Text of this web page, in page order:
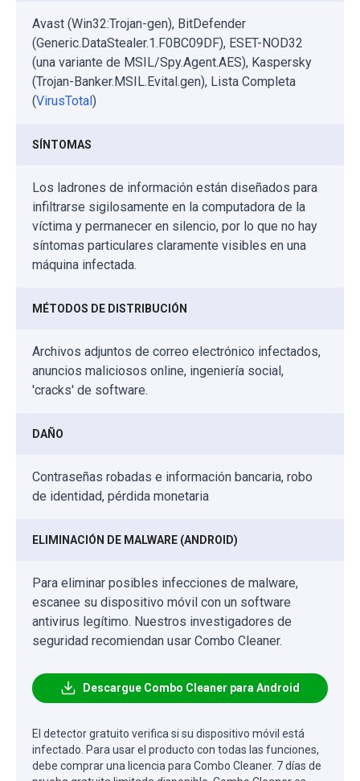
Avast (Win32:Trojan-gen), BitDefender
(Generic.DataStealer.1.F0BC09DF), ESET-NOD32
(una variante de MSIL/Spy.Agent.AES), Kaspersky
(Trojan-Banker.MSIL.Evital.gen), Lista Completa
(VirusTotal)
SÍNTOMAS
Los ladrones de información están diseñados para
infiltrarse sigilosamente en la computadora de la
víctima y permanecer en silencio, por lo que no hay
síntomas particulares claramente visibles en una
máquina infectada.
MÉTODOS DE DISTRIBUCIÓN
Archivos adjuntos de correo electrónico infectados,
anuncios maliciosos online, ingeniería social,
'cracks' de software.
DAÑO
Contraseñas robadas e información bancaria, robo
de identidad, pérdida monetaria
ELIMINACIÓN DE MALWARE (ANDROID)
Para eliminar posibles infecciones de malware,
escanee su dispositivo móvil con un software
antivirus legítimo. Nuestros investigadores de
seguridad recomiendan usar Combo Cleaner.
Descargue Combo Cleaner para Android
El detector gratuito verifica si su dispositivo móvil está
infectado. Para usar el producto con todas las funciones,
debe comprar una licencia para Combo Cleaner. 7 días de